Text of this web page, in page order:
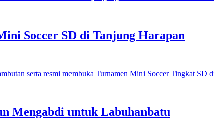
Soccer SD di Tanjung Harapan
Mengabdi untuk Labuhanbatu